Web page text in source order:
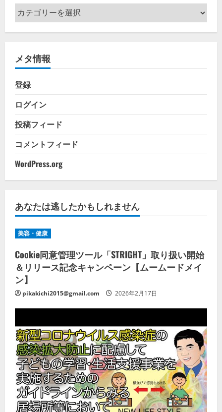
カ
テ
ゴ
ー
メタ情報
登録
ログイン
投稿フィード
コメントフィード
WordPress.org
あなたは逃したかもしれません
美容・健康
Cookie同意管理ツール「STRIGHT」取り扱い開始
＆リリース記念キャンペーン【ムームードメイ
ン】
pikakichi2015@gmail.com 2026年2月17日